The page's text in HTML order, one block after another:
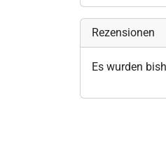
Rezensionen
Es wurden